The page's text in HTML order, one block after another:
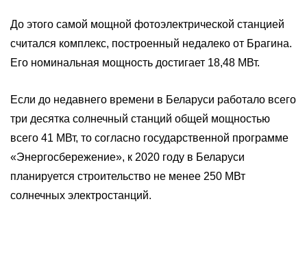
До этого самой мощной фотоэлектрической станцией
считался комплекс, построенный недалеко от Брагина.
Его номинальная мощность достигает 18,48 МВт.
Если до недавнего времени в Беларуси работало всего
три десятка солнечный станций общей мощностью
всего 41 МВт, то согласно государственной программе
«Энергосбережение», к 2020 году в Беларуси
планируется строительство не менее 250 МВт
солнечных электростанций.